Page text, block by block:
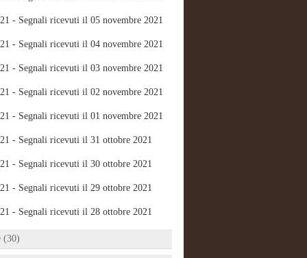
- Segnali ricevuti il 05 novembre 2021
- Segnali ricevuti il 04 novembre 2021
- Segnali ricevuti il 03 novembre 2021
- Segnali ricevuti il 02 novembre 2021
- Segnali ricevuti il 01 novembre 2021
- Segnali ricevuti il 31 ottobre 2021
- Segnali ricevuti il 30 ottobre 2021
- Segnali ricevuti il 29 ottobre 2021
- Segnali ricevuti il 28 ottobre 2021
(30)